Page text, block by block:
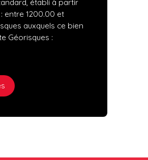
entre 1200.00 et
auxquels ce bien
Géorisques :